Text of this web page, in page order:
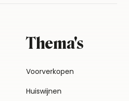
Thema's
Voorverkopen
Huiswijnen